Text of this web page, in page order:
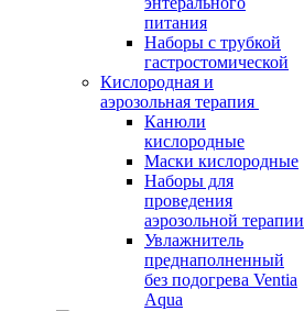
питания
Наборы с трубкой
гастростомической
Кислородная и
аэрозольная терапия
Канюли
кислородные
Маски кислородные
Наборы для
проведения
аэрозольной терапии
Увлажнитель
преднаполненный
без подогрева Ventia
Aqua